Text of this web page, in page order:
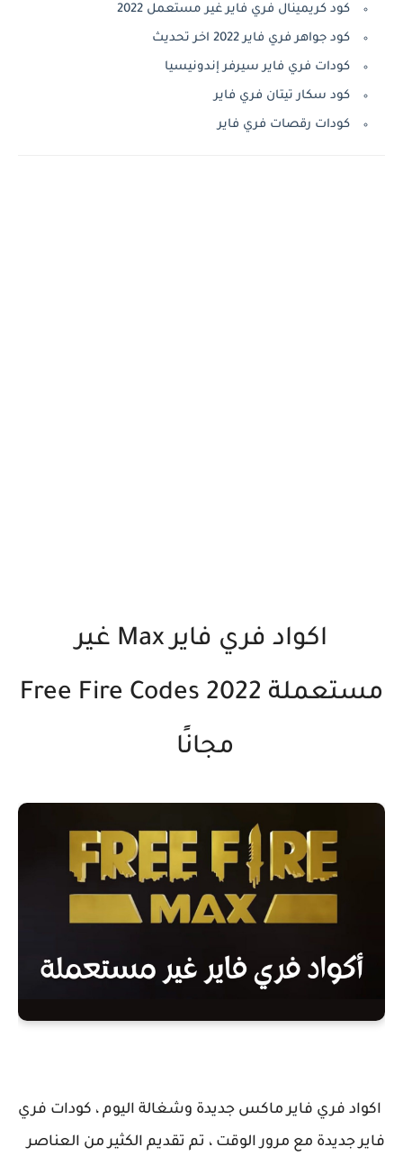
كود كريمينال فري فاير غير مستعمل 2022
كود جواهر فري فاير 2022 اخر تحديث
كودات فري فاير سيرفر إندونيسيا
كود سكار تيتان فري فاير
كودات رقصات فري فاير
اكواد فري فاير Max غير
مستعملة 2022 Free Fire Codes
مجانًا
اكواد فري فاير ماكس جديدة وشغالة اليوم ، كودات فري
فاير جديدة مع مرور الوقت ، تم تقديم الكثير من العناصر